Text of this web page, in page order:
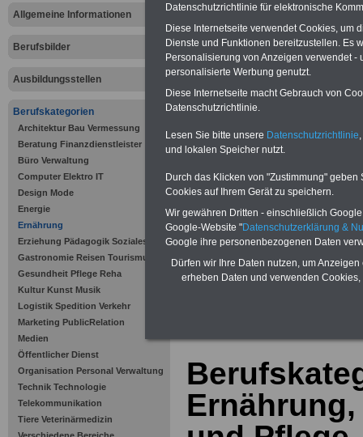
Allgemeine Informationen
Berufsbilder
Ausbildungsstellen
Berufskategorien
Architektur Bau Vermessung
Beratung Finanzdienstleister
Büro Verwaltung
Computer Elektro IT
Design Mode
Energie
Ernährung
Erziehung Pädagogik Soziales
Gastronomie Reisen Tourismus
Gesundheit Pflege Reha
Kultur Kunst Musik
Logistik Spedition Verkehr
Marketing PublicRelation
Medien
Öffentlicher Dienst
Organisation Personal Verwaltung
Technik Technologie
Telekommunikation
Tiere Veterinärmedizin
Offenen Stellen und
öffentlichen Verwaltung >>>
.
Datenschutzrichtlinie für elektronische
Diese Internetseite verwendet Cookies, um
Dienste und Funktionen bereitzustellen. Es
Personalisierung von Anzeigen verwendet
personalisierte Werbung genutzt.
Diese Internetseite macht Gebrauch von
Datenschutzrichtlinie.
Lesen Sie bitte unsere Datenschutzrichtlinie
und lokalen Speicher nutzt.
Durch das Klicken von "Zustimmung"
Cookies auf Ihrem Gerät zu speichern.
Wir gewähren Dritten - einschließlich
Google-Website "Datenschutzerklärung &
Google ihre personenbezogenen Daten
Dürfen wir Ihre Daten nutzen, um
erheben Daten und verwenden